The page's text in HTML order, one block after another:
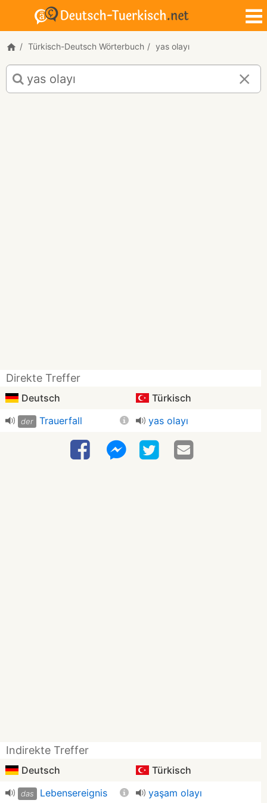
Türkisch-Deutsch Wörterbuch yas olayı
Türkisch-
Deutsch
Übersetzung
Direkte Treffer
Deutsch Türkisch
der Trauerfall yas olayı
Indirekte Treffer
Deutsch Türkisch
das Lebensereignis yaşam olayı